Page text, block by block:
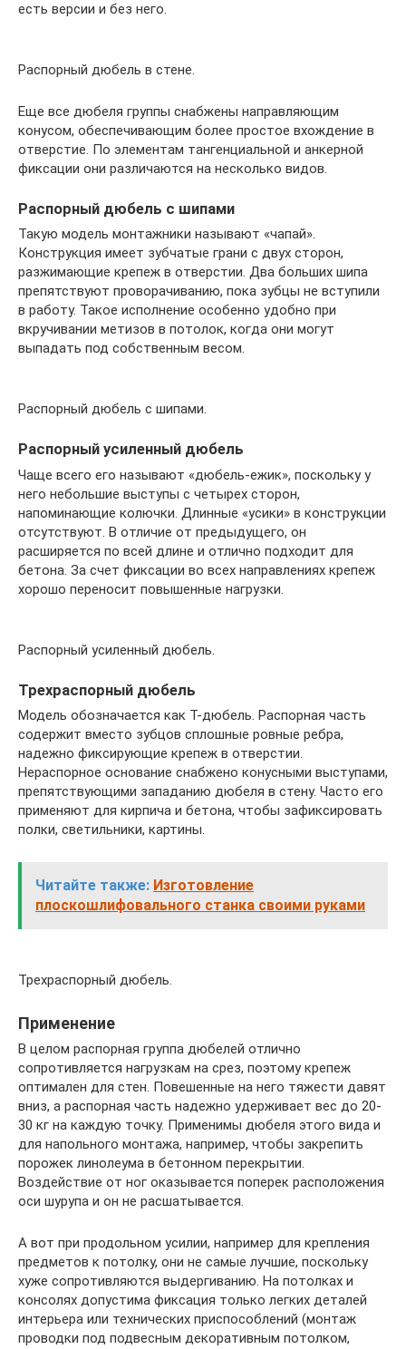
есть версии и без него.
Распорный дюбель в стене.
Еще все дюбеля группы снабжены направляющим
конусом, обеспечивающим более простое вхождение в
отверстие. По элементам тангенциальной и анкерной
фиксации они различаются на несколько видов.
Распорный дюбель с шипами
Такую модель монтажники называют «чапай».
Конструкция имеет зубчатые грани с двух сторон,
разжимающие крепеж в отверстии. Два больших шипа
препятствуют проворачиванию, пока зубцы не вступили
в работу. Такое исполнение особенно удобно при
вкручивании метизов в потолок, когда они могут
выпадать под собственным весом.
Распорный дюбель с шипами.
Распорный усиленный дюбель
Чаще всего его называют «дюбель-ежик», поскольку у
него небольшие выступы с четырех сторон,
напоминающие колючки. Длинные «усики» в конструкции
отсутствуют. В отличие от предыдущего, он
расширяется по всей длине и отлично подходит для
бетона. За счет фиксации во всех направлениях крепеж
хорошо переносит повышенные нагрузки.
Распорный усиленный дюбель.
Трехраспорный дюбель
Модель обозначается как Т-дюбель. Распорная часть
содержит вместо зубцов сплошные ровные ребра,
надежно фиксирующие крепеж в отверстии.
Нераспорное основание снабжено конусными выступами,
препятствующими западанию дюбеля в стену. Часто его
применяют для кирпича и бетона, чтобы зафиксировать
полки, светильники, картины.
Читайте также: Изготовление
плоскошлифовального станка своими руками
Трехраспорный дюбель.
Применение
В целом распорная группа дюбелей отлично
сопротивляется нагрузкам на срез, поэтому крепеж
оптимален для стен. Повешенные на него тяжести давят
вниз, а распорная часть надежно удерживает вес до 20-
30 кг на каждую точку. Применимы дюбеля этого вида и
для напольного монтажа, например, чтобы закрепить
порожек линолеума в бетонном перекрытии.
Воздействие от ног оказывается поперек расположения
оси шурупа и он не расшатывается.
А вот при продольном усилии, например для крепления
предметов к потолку, они не самые лучшие, поскольку
хуже сопротивляются выдергиванию. На потолках и
консолях допустима фиксация только легких деталей
интерьера или технических приспособлений (монтаж
проводки под подвесным декоративным потолком,